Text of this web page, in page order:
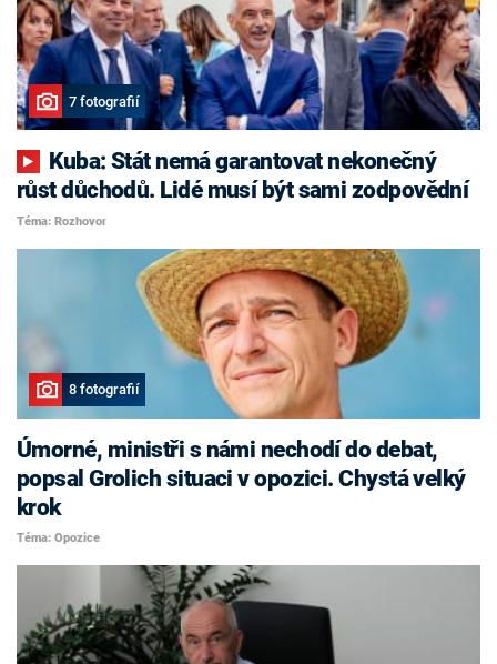
7 fotografií
růst důchodů. Lidé musí být sami zodpovědní
Téma: Rozhovor
8 fotografií
Úmorné, ministři s námi nechodí do debat,
popsal Grolich situaci v opozici. Chystá velký
krok
Téma: Opozice